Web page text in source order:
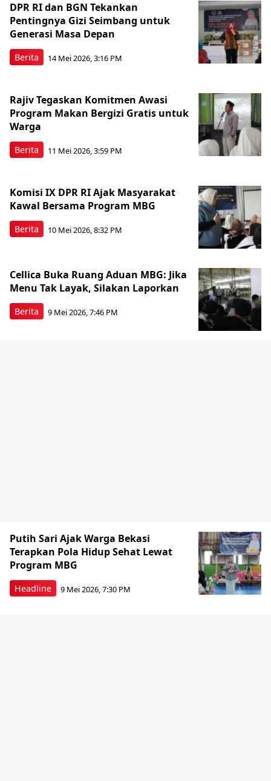
Berita
DPR RI dan BGN Tekankan
Pentingnya Gizi Seimbang untuk
Generasi Masa Depan
14 Mei 2026, 3:16 PM
Berita
Rajiv Tegaskan Komitmen Awasi
Program Makan Bergizi Gratis untuk
Warga
11 Mei 2026, 3:59 PM
Berita
Komisi IX DPR RI Ajak Masyarakat
Kawal Bersama Program MBG
10 Mei 2026, 8:32 PM
Berita
Cellica Buka Ruang Aduan MBG: Jika
Menu Tak Layak, Silakan Laporkan
9 Mei 2026, 7:46 PM
Headline
Putih Sari Ajak Warga Bekasi
Terapkan Pola Hidup Sehat Lewat
Program MBG
9 Mei 2026, 7:30 PM